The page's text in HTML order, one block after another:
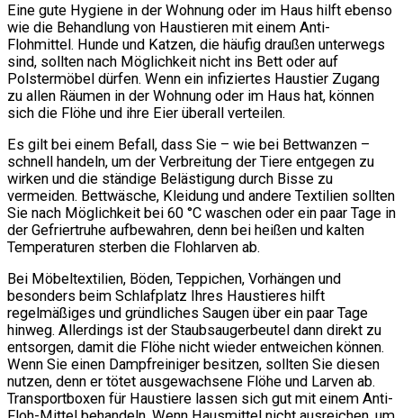
Eine gute Hygiene in der Wohnung oder im Haus hilft ebenso
wie die Behandlung von Haustieren mit einem Anti-
Flohmittel. Hunde und Katzen, die häufig draußen unterwegs
sind, sollten nach Möglichkeit nicht ins Bett oder auf
Polstermöbel dürfen. Wenn ein infiziertes Haustier Zugang
zu allen Räumen in der Wohnung oder im Haus hat, können
sich die Flöhe und ihre Eier überall verteilen.
Es gilt bei einem Befall, dass Sie – wie bei Bettwanzen –
schnell handeln, um der Verbreitung der Tiere entgegen zu
wirken und die ständige Belästigung durch Bisse zu
vermeiden. Bettwäsche, Kleidung und andere Textilien sollten
Sie nach Möglichkeit bei 60 °C waschen oder ein paar Tage in
der Gefriertruhe aufbewahren, denn bei heißen und kalten
Temperaturen sterben die Flohlarven ab.
Bei Möbeltextilien, Böden, Teppichen, Vorhängen und
besonders beim Schlafplatz Ihres Haustieres hilft
regelmäßiges und gründliches Saugen über ein paar Tage
hinweg. Allerdings ist der Staubsaugerbeutel dann direkt zu
entsorgen, damit die Flöhe nicht wieder entweichen können.
Wenn Sie einen Dampfreiniger besitzen, sollten Sie diesen
nutzen, denn er tötet ausgewachsene Flöhe und Larven ab.
Transportboxen für Haustiere lassen sich gut mit einem Anti-